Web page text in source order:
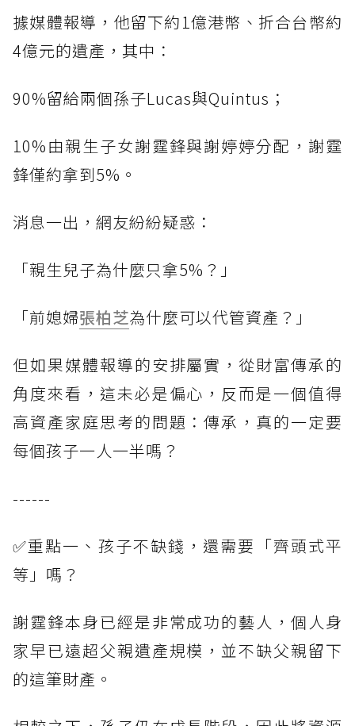
據媒體報導，他留下約1億港幣、折合台幣約
4億元的遺產，其中：
90%留給兩個孫子Lucas與Quintus；
10%由親生子女謝霆鋒與謝婷婷分配，謝霆
鋒僅約拿到5%。
消息一出，網友紛紛疑惑：
「親生兒子為什麼只拿5%？」
「前媳婦張柏芝為什麼可以代管資產？」
但如果媒體報導的安排屬實，從財富傳承的
角度來看，這未必是偏心，反而是一個值得
高資產家庭思考的問題：傳承，真的一定要
每個孩子一人一半嗎？
------
✅重點一、孩子不缺錢，還需要「齊頭式平
等」嗎？
謝霆鋒本身已經是非常成功的藝人，個人身
家早已遠超父親遺產規模，並不缺父親留下
的這筆財產。